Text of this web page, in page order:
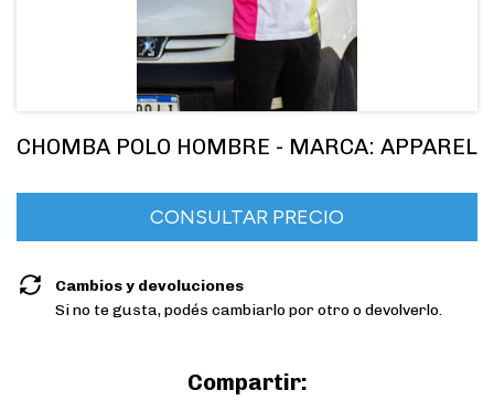
CHOMBA POLO HOMBRE - MARCA: APPAREL
Cambios y devoluciones
Si no te gusta, podés cambiarlo por otro o devolverlo.
Compartir: